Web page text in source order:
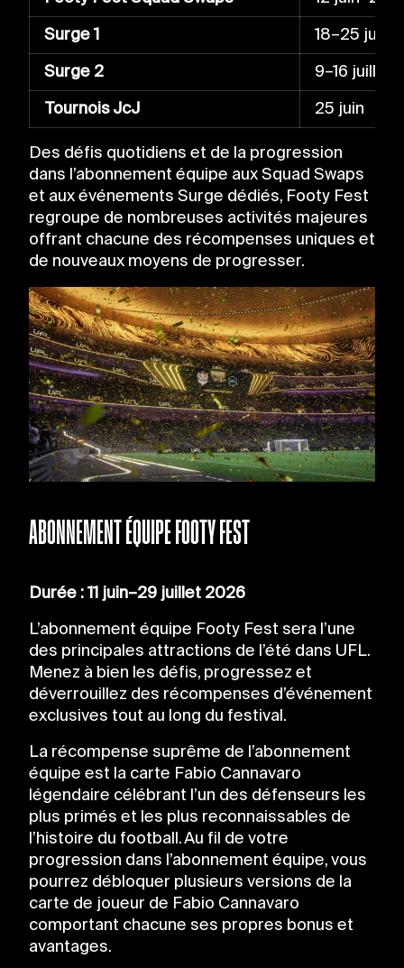
Surge 1
18–25 juin
Surge 2
9–16 juillet
Tournois JcJ
25 juin
Des défis quotidiens et de la progression
dans l’abonnement équipe aux Squad Swaps
et aux événements Surge dédiés, Footy Fest
regroupe de nombreuses activités majeures
offrant chacune des récompenses uniques et
de nouveaux moyens de progresser.
ABONNEMENT ÉQUIPE FOOTY FEST
Durée : 11 juin–29 juillet 2026
L’abonnement équipe Footy Fest sera l’une
des principales attractions de l’été dans UFL.
Menez à bien les défis, progressez et
déverrouillez des récompenses d’événement
exclusives tout au long du festival.
La récompense suprême de l’abonnement
équipe est la carte Fabio Cannavaro
légendaire célébrant l’un des défenseurs les
plus primés et les plus reconnaissables de
l’histoire du football. Au fil de votre
progression dans l’abonnement équipe, vous
pourrez débloquer plusieurs versions de la
carte de joueur de Fabio Cannavaro
comportant chacune ses propres bonus et
avantages.